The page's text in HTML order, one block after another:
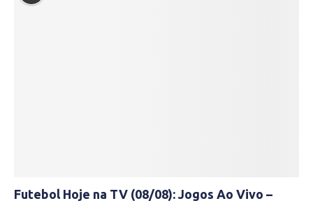
Futebol Hoje na TV (08/08): Jogos Ao Vivo –